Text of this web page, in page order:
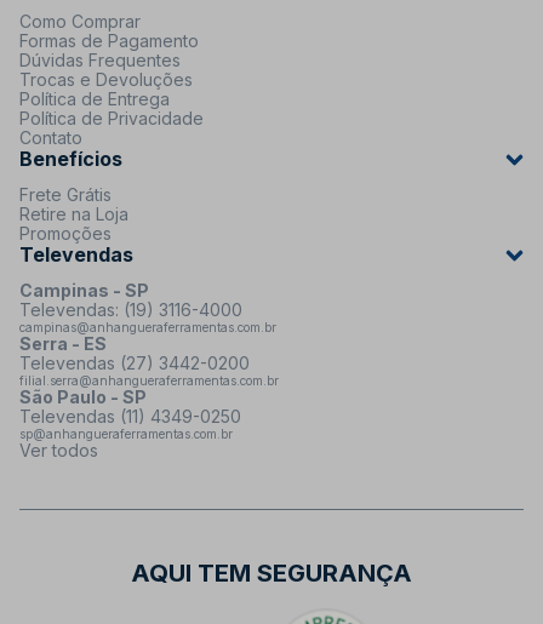
Como Comprar
Formas de Pagamento
Dúvidas Frequentes
Trocas e Devoluções
Política de Entrega
Política de Privacidade
Contato
Benefícios
Frete Grátis
Retire na Loja
Promoções
Televendas
Campinas - SP
Televendas: (19) 3116-4000
campinas@anhangueraferramentas.com.br
Serra - ES
Televendas (27) 3442-0200
filial.serra@anhangueraferramentas.com.br
São Paulo - SP
Televendas (11) 4349-0250
sp@anhangueraferramentas.com.br
Ver todos
AQUI TEM SEGURANÇA